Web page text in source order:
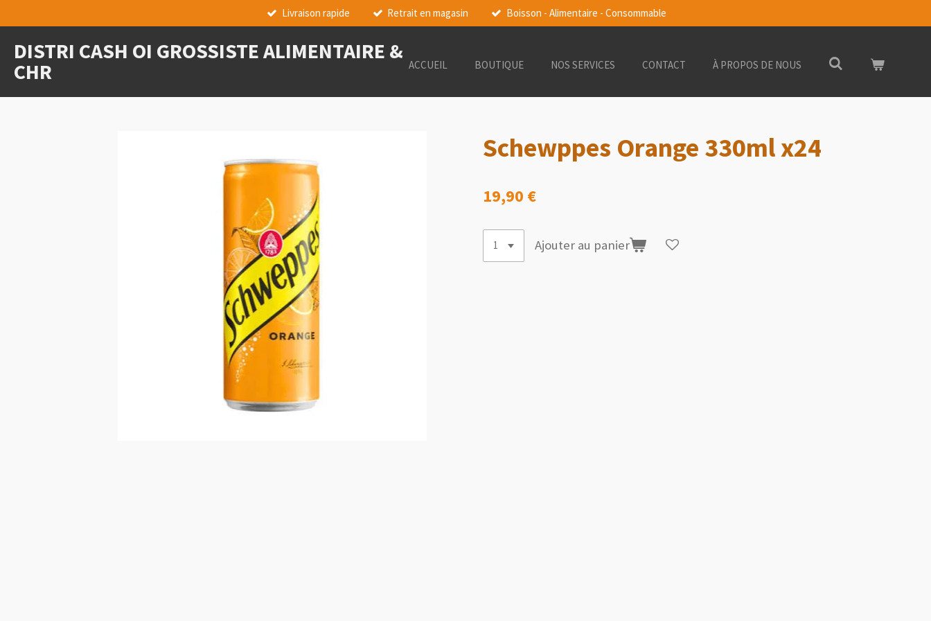
au
contenu
principal
Livraison rapide Retrait en magasin Boisson - Alimentaire - Consommable
DISTRI CASH OI GROSSISTE ALIMENTAIRE &
CHR ACCUEIL BOUTIQUE NOS SERVICES CONTACT À PROPOS DE NOUS
Schewppes Orange 330ml x24
19,90 €
Ajouter au panier